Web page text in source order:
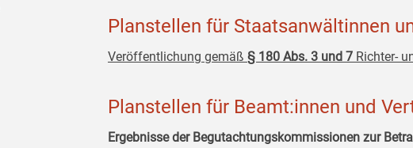
Planstellen für Staatsanwältinnen
Veröffentlichung gemäß § 180 Abs. 3 und 7 Richter-
Planstellen für Beamt:innen und
Ergebnisse der Begutachtungskommissionen zur